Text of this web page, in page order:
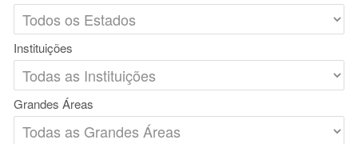
Instituições
Grandes Áreas